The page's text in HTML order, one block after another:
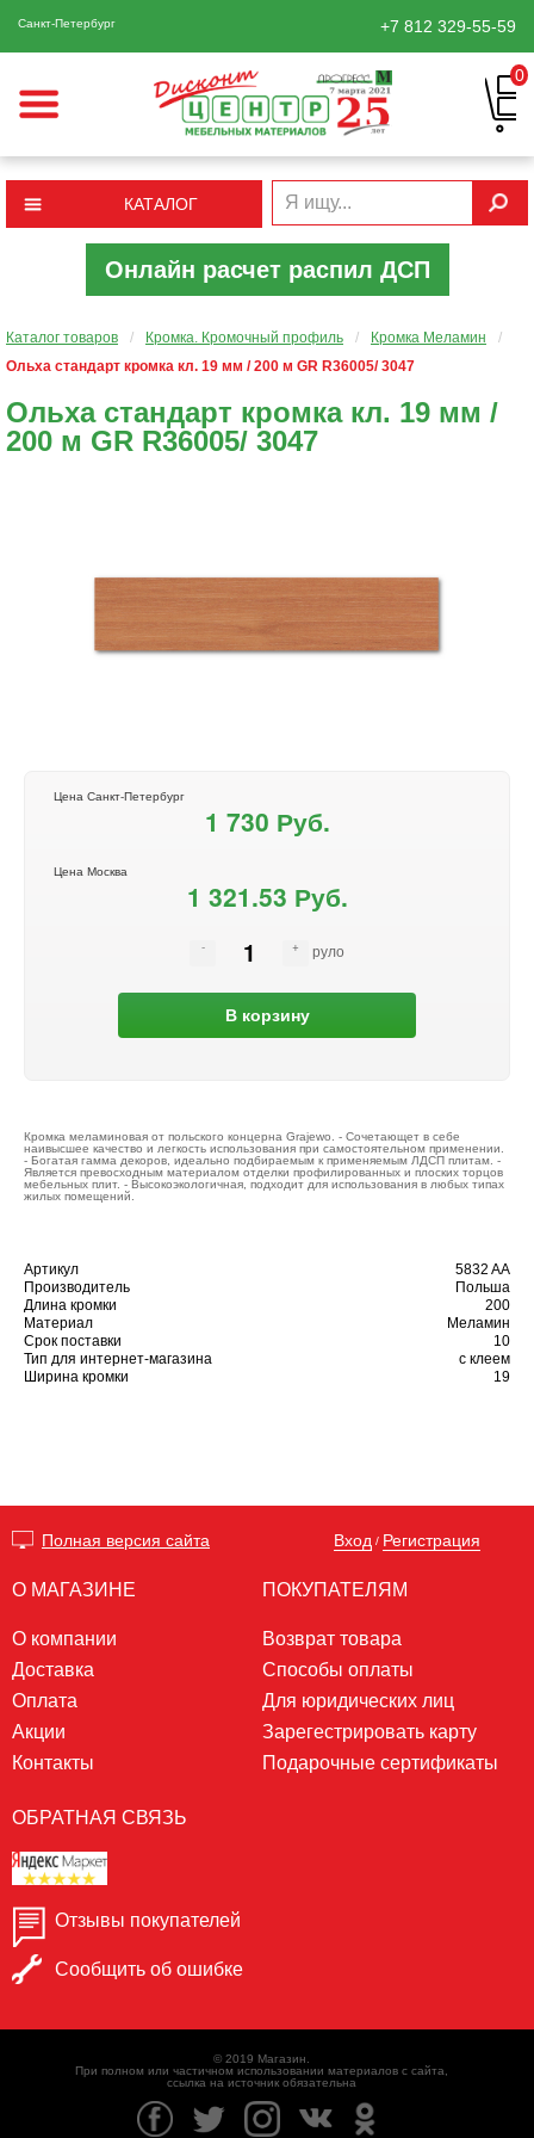
Санкт-Петербург +7 812 329-55-59
0
КАТАЛОГ
Онлайн расчет распил ДСП
Каталог товаров / Кромка. Кромочный профиль / Кромка Меламин
/
Ольха стандарт кромка кл. 19 мм / 200 м GR R36005/ 3047
Ольха стандарт кромка кл. 19 мм /
200 м GR R36005/ 3047
Цена Санкт-Петербург
1 730 Руб.
Цена Москва
1 321.53 Руб.
руло
В корзину
Кромка меламиновая от польского концерна Grajewo. - Сочетающет в себе
наивысшее качество и легкость использования при самостоятельном применении.
- Богатая гамма декоров, идеально подбираемым к применяемым ЛДСП плитам. -
Является превосходным материалом отделки профилированных и плоских торцов
мебельных плит. - Высокоэкологичная, подходит для использования в любых типах
жилых помещений.
Артикул
5832 AA
Производитель
Польша
Длина кромки
200
Материал
Меламин
Срок поставки
10
Тип для интернет-магазина
с клеем
Ширина кромки
19
Полная версия сайта Вход / Регистрация
О МАГАЗИНЕ
О компании
Доставка
Оплата
Акции
Контакты
ПОКУПАТЕЛЯМ
Возврат товара
Способы оплаты
Для юридических лиц
Зарегестрировать карту
Подарочные сертификаты
ОБРАТНАЯ СВЯЗЬ
Отзывы покупателей
Сообщить об ошибке
© 2019 Магазин.
При полном или частичном использовании материалов с сайта,
ссылка на источник обязательна